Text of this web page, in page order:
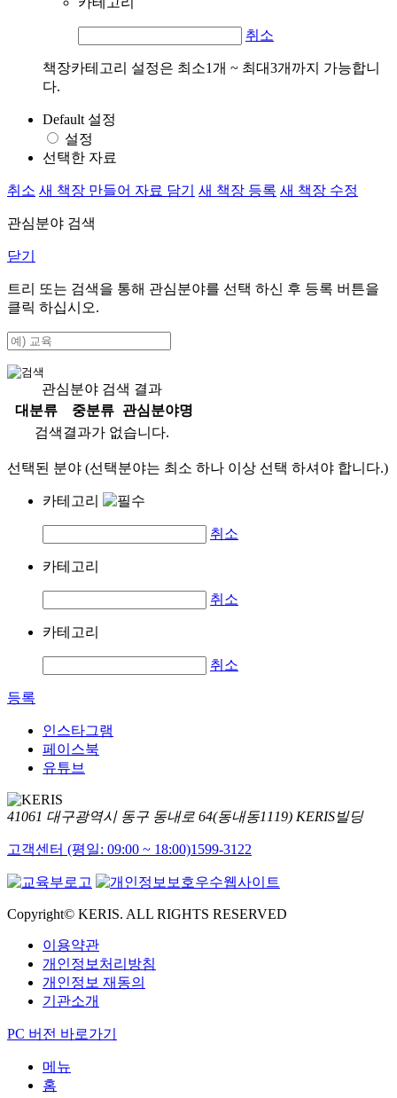
취소
책장카테고리 설정은 최소1개 ~ 최대3개까지 가능합니
다.
Default 설정
설정
선택한 자료
취소 새 책장 만들어 자료 담기 새 책장 등록 새 책장 수정
관심분야 검색
닫기
트리 또는 검색을 통해 관심분야를 선택 하신 후 등록 버튼을
클릭 하십시오.
관심분야 검색 결과
대분류
중분류
관심분야명
검색결과가 없습니다.
선택된 분야 (선택분야는 최소 하나 이상 선택 하셔야 합니다.)
카테고리
취소
카테고리
취소
카테고리
취소
등록
인스타그램
페이스북
유튜브
41061 대구광역시 동구 동내로 64(동내동1119) KERIS빌딩
고객센터 (평일: 09:00 ~ 18:00)1599-3122
Copyright© KERIS. ALL RIGHTS RESERVED
이용약관
개인정보처리방침
개인정보 재동의
기관소개
PC 버전 바로가기
메뉴
홈